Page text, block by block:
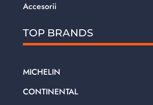
Accesorii
TOP BRANDS
MICHELIN
CONTINENTAL